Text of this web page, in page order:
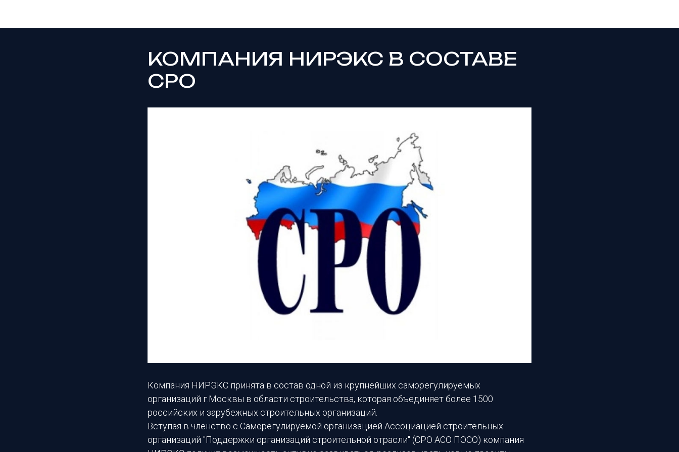
КОМПАНИЯ НИРЭКС В СОСТАВЕ
СРО
Компания НИРЭКС принята в состав одной из крупнейших саморегулируемых
организаций г.Москвы в области строительства, которая объединяет более 1500
российских и зарубежных строительных организаций.
Вступая в членство с Саморегулируемой организацией Ассоциацией строительных
организаций "Поддержки организаций строительной отрасли" (СРО АСО ПОСО) компания